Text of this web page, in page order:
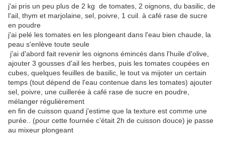
j'ai pris un peu plus de 2 kg de tomates, 2 oignons, du basilic, de
l'ail, thym et marjolaine, sel, poivre, 1 cuil. à café rase de sucre
en poudre
j'ai pelé les tomates en les plongeant dans l'eau bien chaude, la
peau s'enlève toute seule
j'ai d'abord fait revenir les oignons émincés dans l'huile d'olive,
ajouter 3 gousses d'ail les herbes, puis les tomates coupées en
cubes, quelques feuilles de basilic, le tout va mijoter un certain
temps (tout dépend de l'eau contenue dans les tomates) ajouter
sel, poivre, une cuillerée à café rase de sucre en poudre,
mélanger régulièrement
en fin de cuisson quand j'estime que la texture est comme une
purée.. (pour cette fournée c'était 2h de cuisson douce) je passe
au mixeur plongeant